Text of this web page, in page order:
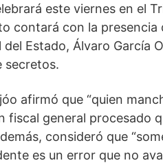
este viernes en el
contará con la presencia
Estado, Álvaro García
secretos.
afirmó que “quien
fiscal general procesado
consideró que
es un error que no